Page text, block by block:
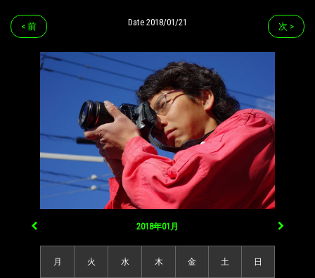
< 前 次 >
Date 2018/01/21
2018年01月
月 火 水 木 金 土 日